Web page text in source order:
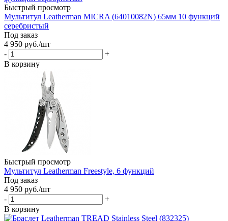
Быстрый просмотр
Мультитул Leatherman MICRA (64010082N) 65мм 10 функций
серебристый
Под заказ
4 950 руб./шт
-
+
В корзину
Быстрый просмотр
Мультитул Leatherman Freestyle, 6 функций
Под заказ
4 950 руб./шт
-
+
В корзину